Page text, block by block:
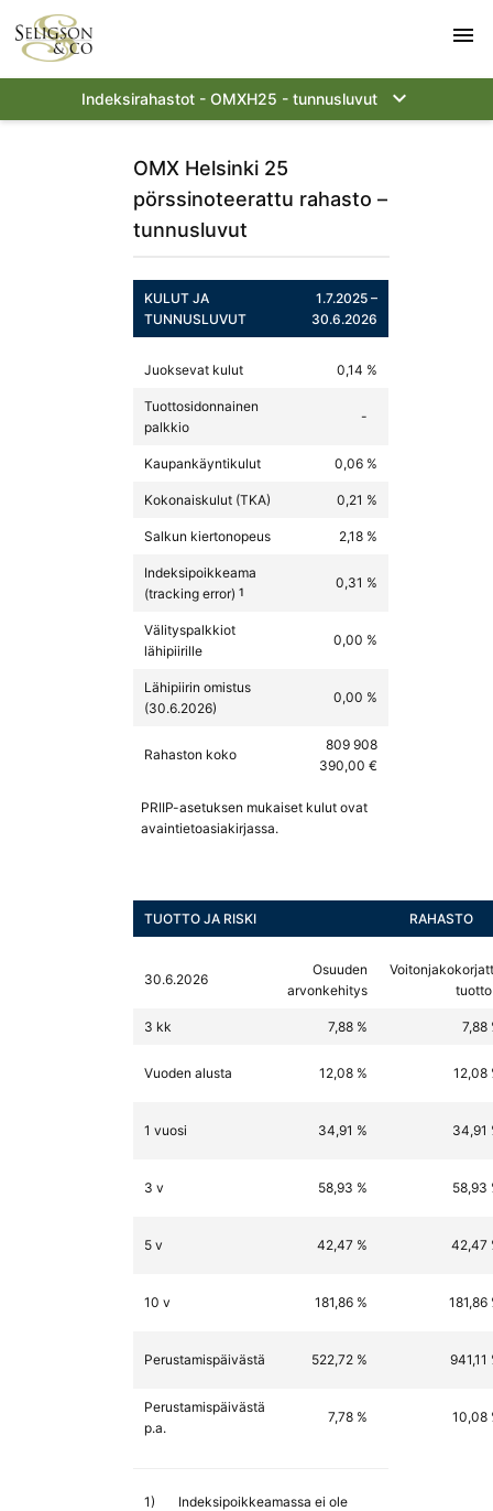
menu
Indeksirahastot - OMXH25 - tunnusluvut keyboard_arrow_down
OMX Helsinki 25
pörssinoteerattu rahasto –
tunnusluvut
KULUT JA
TUNNUSLUVUT
1.7.2025 –
30.6.2026
Juoksevat kulut 0,14 %
Tuottosidonnainen
palkkio
-
Kaupankäyntikulut 0,06 %
Kokonaiskulut (TKA) 0,21 %
Salkun kiertonopeus 2,18 %
Indeksipoikkeama
(tracking error) 1
0,31 %
Välityspalkkiot
lähipiirille
0,00 %
Lähipiirin omistus
(30.6.2026)
0,00 %
Rahaston koko
809 908
390,00 €
PRIIP-asetuksen mukaiset kulut ovat
avaintietoasiakirjassa.
TUOTTO JA RISKI RAHASTO
30.6.2026
Osuuden
arvonkehitys
3 kk 7,88 % 7,88
Vuoden alusta 12,08 % 12,08
1 vuosi 34,91 % 34,91
3 v 58,93 % 58,93
5 v 42,47 % 42,47
10 v 181,86 % 181,86
Perustamispäivästä 522,72 % 941,11
Perustamispäivästä
p.a.
7,78 % 10,08
1)
Indeksipoikkeamassa ei ole